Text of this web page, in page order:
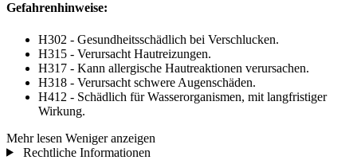
Gefahrenhinweise:
H302 - Gesundheitsschädlich bei Verschlucken.
H315 - Verursacht Hautreizungen.
H317 - Kann allergische Hautreaktionen verursachen.
H318 - Verursacht schwere Augenschäden.
H412 - Schädlich für Wasserorganismen, mit langfristiger
Wirkung.
Mehr lesen Weniger anzeigen
Rechtliche Informationen